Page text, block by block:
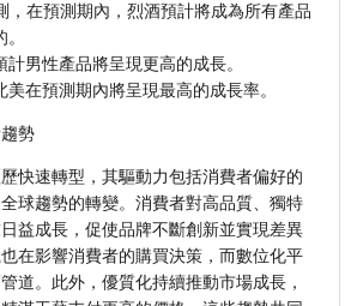
，在預測期內，烈酒預計將成為所有產品
男性產品將呈現更高的成長。
在預測期內將呈現最高的成長率。
勢
快速轉型，其驅動力包括消費者偏好的
球趨勢的轉變。消費者對高品質、獨特
益成長，促使品牌不斷創新並實現差異
在影響消費者的購買決策，而數位化平
道。此外，優質化持續推動市場成長，